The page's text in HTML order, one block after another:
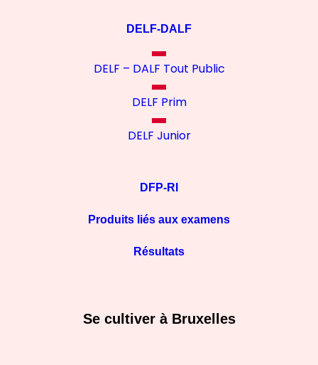
DELF-DALF
DELF – DALF Tout Public
DELF Prim
DELF Junior
DFP-RI
Produits liés aux examens
Résultats
Se cultiver à Bruxelles